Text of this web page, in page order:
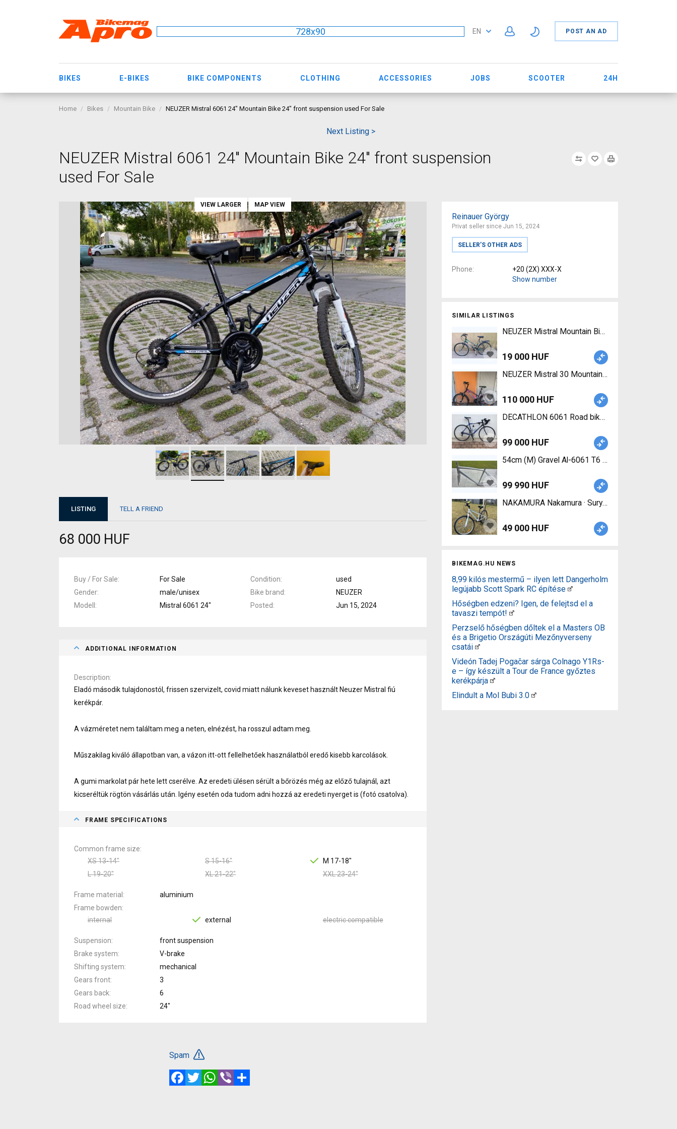
728x90 EN POST AN AD
BIKES E-BIKES BIKE COMPONENTS CLOTHING ACCESSORIES JOBS SCOOTER 24H
Home Bikes Mountain Bike NEUZER Mistral 6061 24" Mountain Bike 24" front suspension used For Sale
Next Listing >
NEUZER Mistral 6061 24" Mountain Bike 24" front suspension
used For Sale
Reinauer György
Privat seller since Jun 15, 2024
SELLER’S OTHER ADS
Phone
+20 (2X) XXX-X
Show number
SIMILAR LISTINGS
NEUZER Mistral Mountain Bike 26" rigid used For
19 000 HUF
NEUZER Mistral 30 Mountain Bike 26" front
110 000 HUF
DECATHLON 6061 Road bike calliper brake used
99 000 HUF
54cm (M) Gravel Al-6061 T6 alumínium váz +
99 990 HUF
NAKAMURA Nakamura · Sury 24" lány MTB
49 000 HUF
BIKEMAG.HU NEWS
8,99 kilós mestermű – ilyen lett Dangerholm
legújabb Scott Spark RC építése
Hőségben edzeni? Igen, de felejtsd el a
tavaszi tempót!
Perzselő hőségben dőltek el a Masters OB
és a Brigetio Országúti Mezőnyverseny
csatái
Videón Tadej Pogačar sárga Colnago Y1Rs-
e – így készült a Tour de France győztes
kerékpárja
Elindult a Mol Bubi 3.0
VIEW LARGER MAP VIEW
LISTING TELL A FRIEND
68 000 HUF
Buy / For Sale For Sale Condition
used
Gender
male/unisex Bike brand
NEUZER
Modell
Mistral 6061 24" Posted Jun 15, 2024
ADDITIONAL INFORMATION
Description
Eladó második tulajdonostól, frissen szervizelt, covid miatt nálunk keveset használt Neuzer Mistral fiú
kerékpár.
A vázméretet nem találtam meg a neten, elnézést, ha rosszul adtam meg.
Műszakilag kiváló állapotban van, a vázon itt-ott fellelhetőek használatból eredő kisebb karcolások.
A gumi markolat pár hete lett cserélve. Az eredeti ülésen sérült a bőrözés még az előző tulajnál, azt
kicseréltük rögtön vásárlás után. Igény esetén oda tudom adni hozzá az eredeti nyerget is (fotó csatolva).
FRAME SPECIFICATIONS
Common frame size
XS 13-14"
S 15-16"
M 17-18"
L 19-20"
XL 21-22" XXL 23-24"
Frame material
aluminium
Frame bowden
internal
external electric compatible
Suspension
front suspension
Brake system
V-brake
Shifting system
mechanical
Gears front
3
Gears back
6
Road wheel size
24"
Spam
FacebookTwitterWhatsApp
Viber